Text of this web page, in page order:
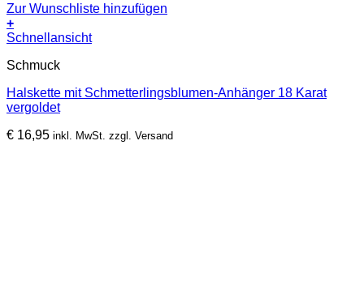
Zur Wunschliste hinzufügen
+
Schnellansicht
Schmuck
Halskette mit Schmetterlingsblumen-Anhänger 18 Karat
vergoldet
€ 16,95 inkl. MwSt. zzgl. Versand